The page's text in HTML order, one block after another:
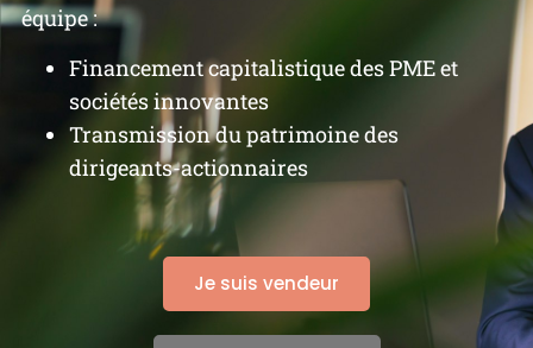
équipe :
Financement capitalistique des PME et
sociétés innovantes
Transmission du patrimoine des
dirigeants-actionnaires
Je suis vendeur